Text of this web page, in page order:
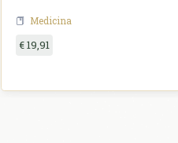
Medicina
€ 19,91